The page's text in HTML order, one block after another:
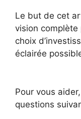
Le but de cet
vision
choix
éclairée
Pour vous
questions